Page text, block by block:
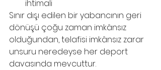
ihtimali
Sınır dışı edilen bir yabancının geri
dönüşü çoğu zaman imkânsız
olduğundan, telafisi imkânsız zarar
unsuru neredeyse her deport
davasında mevcuttur.